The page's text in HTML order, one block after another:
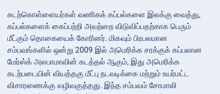
கடற்கொள்ளையர்கள் வணிகக் கப்பல்களை இலக்கு வைத்து,
கப்பல்களைக் கைப்பற்றி அவற்றை விடுவிப்பதற்காக பெரும்
மீட்கும் தொகையைக் கோரினர். மிகவும் பிரபலமான
சம்பவங்களில் ஒன்று 2009 இல் அமெரிக்க சரக்குக் கப்பலான
மேர்ஸ்க் அலபாமாவின் கடத்தல் ஆகும், இது அமெரிக்க
கடற்படையின் வியத்தகு மீட்பு நடவடிக்கை மற்றும் உயர்மட்ட
விசாரணைக்கு வழிவகுத்தது. இந்த சம்பவம் சோமாலி